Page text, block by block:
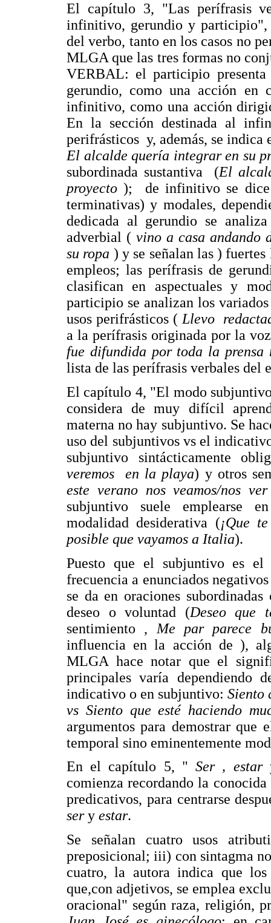
El capítulo 3, "Las perífrasis
infinitivo, gerundio y participio",
del verbo, tanto en los casos no
MLGA que las tres formas no
VERBAL: el participio
gerundio, como una acción
infinitivo, como una acción
En la sección destinada al
perifrásticos y, además, se indica
El alcalde quería integrar en su
subordinada sustantiva (El
proyecto); de infinitivo se dice
terminativas) y modales,
dedicada al gerundio se
adverbial ( vino a casa andando
su ropa ) y se señalan las )
empleos; las perífrasis de
clasifican en aspectuales y
participio se analizan los variados
usos perifrásticos (Llevo
a la perífrasis originada por la
fue difundida por toda la prensa
lista de las perífrasis verbales del
El capítulo 4, "El modo
considera de muy difícil
materna no hay subjuntivo. Se
uso del subjuntivos vs el
subjuntivo sintácticamente
veremos en la playa) y otros
este verano nos veamos/nos
subjuntivo suele emplearse
modalidad desiderativa (¡Que
posible que vayamos a Italia).
Puesto que el subjuntivo es
frecuencia a enunciados
se da en oraciones
deseo o voluntad (Deseo que
sentimiento , Me par parece
influencia en la acción de ),
MLGA hace notar que el
principales varía dependiendo
indicativo o en subjuntivo:Siento
vs Siento que esté haciendo
argumentos para demostrar que
temporal sino eminentemente
En el capítulo 5, "Ser , estar
comienza recordando la
predicativos, para centrarse
sery estar.
Se señalan cuatro usos
preposicional; iii) con sintagma
cuatro, la autora indica que
que,con adjetivos, se emplea
oracional" según raza, religión,